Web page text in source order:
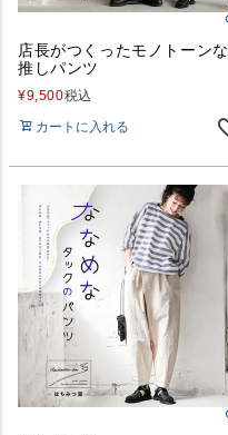
店長がつくったモノトーンな
推しパンツ
¥9,500税込
カートに入れる